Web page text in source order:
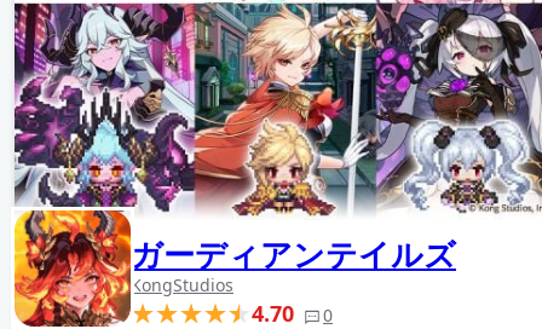
ガーディアンテイルズ
KongStudios
4.70 0